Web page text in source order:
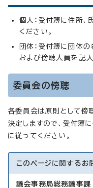
個人：受付簿に住所、
ください。
団体：受付簿に団体
および傍聴人員を記入
委員会の傍聴
各委員会は原則として傍
決定しますので、受付簿
に従ってください。
このページに関する お
議会事務局総務議事課